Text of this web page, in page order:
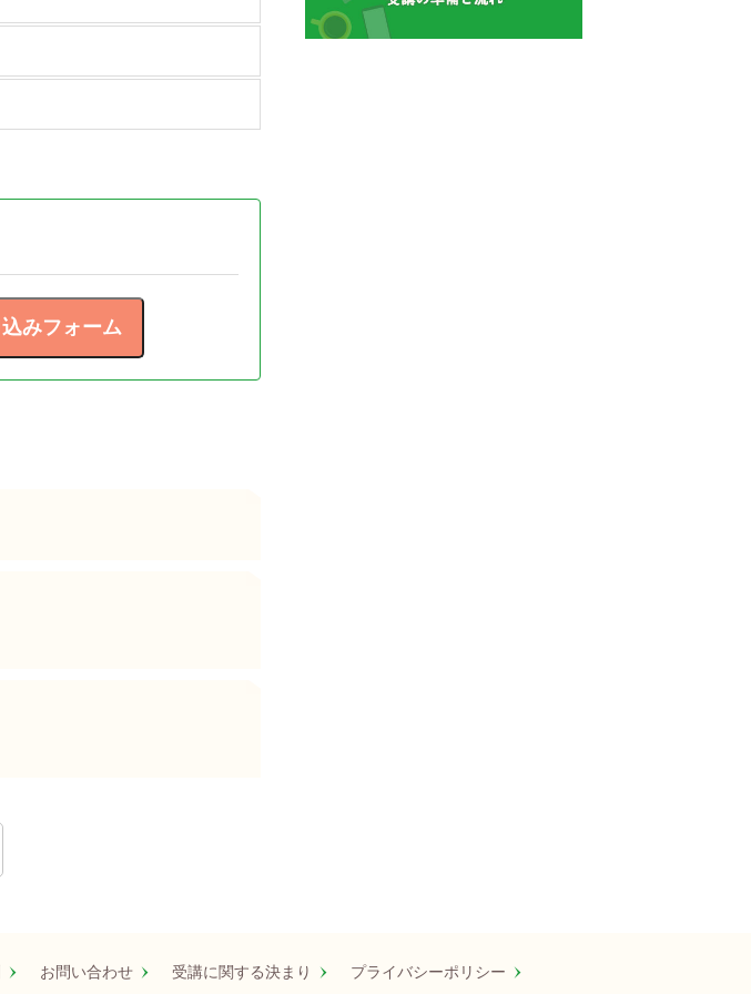
お問い合わせ 受講に関する決まり プライバシーポリシー